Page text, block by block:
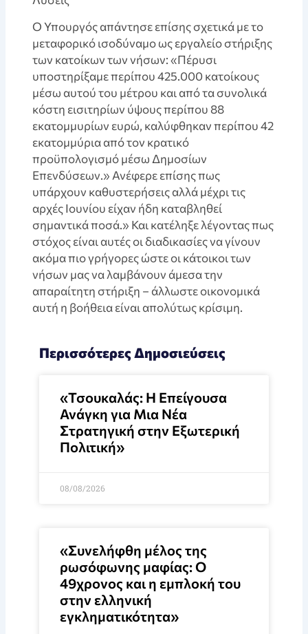
Ο Υπουργός απάντησε επίσης σχετικά με το
μεταφορικό ισοδύναμο ως εργαλείο στήριξης
των κατοίκων των νήσων: «Πέρυσι
υποστηρίξαμε περίπου 425.000 κατοίκους
μέσω αυτού του μέτρου και από τα συνολικά
κόστη εισιτηρίων ύψους περίπου 88
εκατομμυρίων ευρώ, καλύφθηκαν περίπου 42
εκατομμύρια από τον κρατικό
προϋπολογισμό μέσω Δημοσίων
Επενδύσεων.» Ανέφερε επίσης πως
υπάρχουν καθυστερήσεις αλλά μέχρι τις
αρχές Ιουνίου είχαν ήδη καταβληθεί
σημαντικά ποσά.» Και κατέληξε λέγοντας πως
στόχος είναι αυτές οι διαδικασίες να γίνουν
ακόμα πιο γρήγορες ώστε οι κάτοικοι των
νήσων μας να λαμβάνουν άμεσα την
απαραίτητη στήριξη – άλλωστε οικονομικά
αυτή η βοήθεια είναι απολύτως κρίσιμη.
Περισσότερες Δημοσιεύσεις
«Τσουκαλάς: Η Επείγουσα
Ανάγκη για Μια Νέα
Στρατηγική στην Εξωτερική
Πολιτική»
08/08/2026
«Συνελήφθη μέλος της
ρωσόφωνης μαφίας: Ο
49χρονος και η εμπλοκή του
στην ελληνική
εγκληματικότητα»